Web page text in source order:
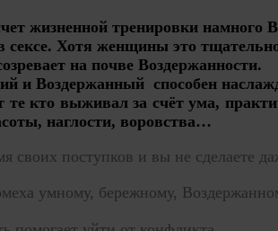
жизненной тренировки намного
сексе. Хотя женщины это
на почве Воздержанности.
и Воздержанный способен
кто выживал за счёт ума,
наглости, воровства…
своих поступков и вы не сделаете
умному, бережному,